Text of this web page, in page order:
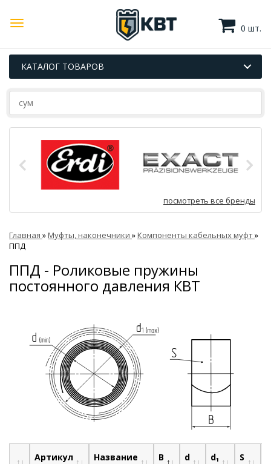
0 шт.
КАТАЛОГ ТОВАРОВ
посмотреть все бренды
Главная »Муфты, наконечники »Компоненты кабельных муфт»
ППД
ППД - Роликовые пружины
постоянного давления КВТ
Артикул Название B d d₁ S